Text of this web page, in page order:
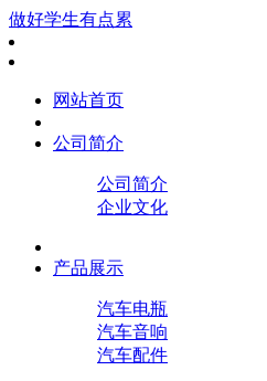
做好学生有点累
网站首页
公司简介
公司简介
企业文化
产品展示
汽车电瓶
汽车音响
汽车配件